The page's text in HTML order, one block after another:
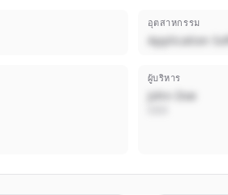
อุตสาหกรรม
Application
ผู้บริหาร
John Doe